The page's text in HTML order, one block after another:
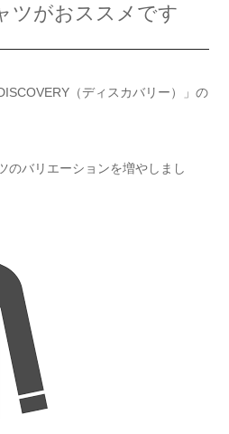
ツがおススメです
（ディスカバリー）」の
のバリエーションを増やしまし